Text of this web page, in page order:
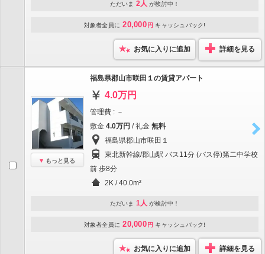
ただいま 2人 が検討中！
対象者全員に 20,000 円 キャッシュバック!
お気に入りに追加 詳細を見る
もっと見る
福島県郡山市咲田１の賃貸アパート
4.0万円
管理費 : －
敷金 4.0万円 / 礼金 無料
福島県郡山市咲田１
東北新幹線/郡山駅 バス11分 (バス停)第二中学校
前 歩8分
2K / 40.0m²
ただいま 1人 が検討中！
対象者全員に 20,000 円 キャッシュバック!
お気に入りに追加 詳細を見る